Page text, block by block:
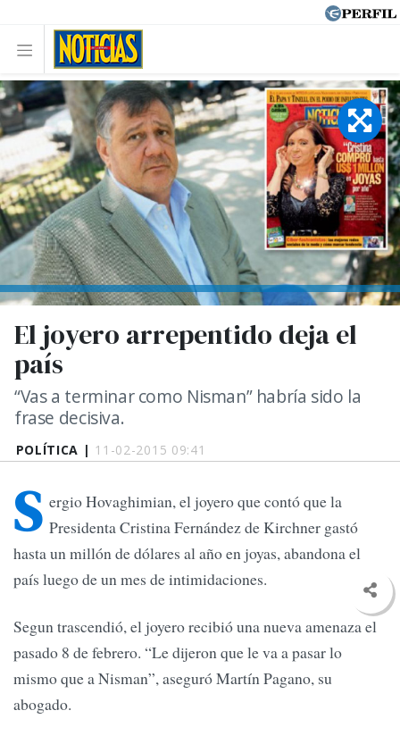
POLÍTICA | 11-02-2015 09:41
El joyero arrepentido deja el
país
“Vas a terminar como Nisman” habría sido la
frase decisiva.
S ergio Hovaghimian, el joyero que contó que la
Presidenta Cristina Fernández de Kirchner gastó
hasta un millón de dólares al año en joyas, abandona el
país luego de un mes de intimidaciones.
Segun trascendió, el joyero recibió una nueva amenaza el
pasado 8 de febrero. “Le dijeron que le va a pasar lo
mismo que a Nisman”, aseguró Martín Pagano, su
abogado.